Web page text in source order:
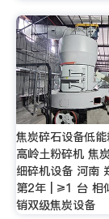
焦炭碎石设备低
高岭土粉碎机 焦
细碎机设备 河南
第2年 | ≥1 台 相
销双级焦炭设备